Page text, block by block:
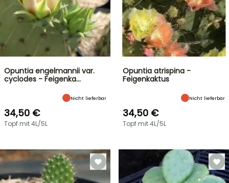
Opuntia engelmannii var.
cyclodes - Feigenka…
Nicht lieferbar
34,50 €
Topf mit 4L/5L
Opuntia atrispina -
Feigenkaktus
Nicht lieferbar
34,50 €
Topf mit 4L/5L